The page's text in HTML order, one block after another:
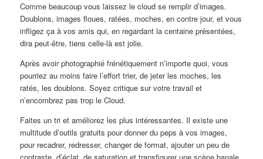
Comme beaucoup vous laissez le cloud se remplir d’images.
Doublons, images floues, ratées, moches, en contre jour, et vous
infligez ça à vos amis qui, en regardant la centaine présentées,
dira peut-être, tiens celle-là est jolie.
Après avoir photographié frénétiquement n’importe quoi, vous
pourriez au moins faire l’effort trier, de jeter les moches, les
ratés, les doublons. Soyez critique sur votre travail et
n’encombrez pas trop le Cloud.
Faites un tri et améliorez les plus intéressantes. Il existe une
multitude d’outils gratuits pour donner du peps à vos images,
pour recadrer, redresser, changer de format, ajouter un peu de